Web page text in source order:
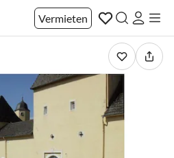
Vermieten